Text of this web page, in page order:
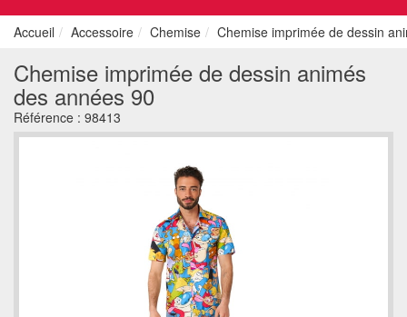
Accueil Accessoire Chemise Chemise imprimée de dessin
Chemise imprimée de dessin animés
des années 90
Référence : 98413